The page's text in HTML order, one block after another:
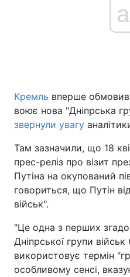
Економіка
Техно і зв'язок
Зброя
Здоров'я
Цікавинки
Кремль вперше
воює нова "Дніпрська
звернули увагу
Там зазначили, що 18
прес-реліз про візит
Путіна на окупований
говориться, що Путін
військ".
"Це одна з перших
Дніпрської групи
використовує термін
особливому сенсі,